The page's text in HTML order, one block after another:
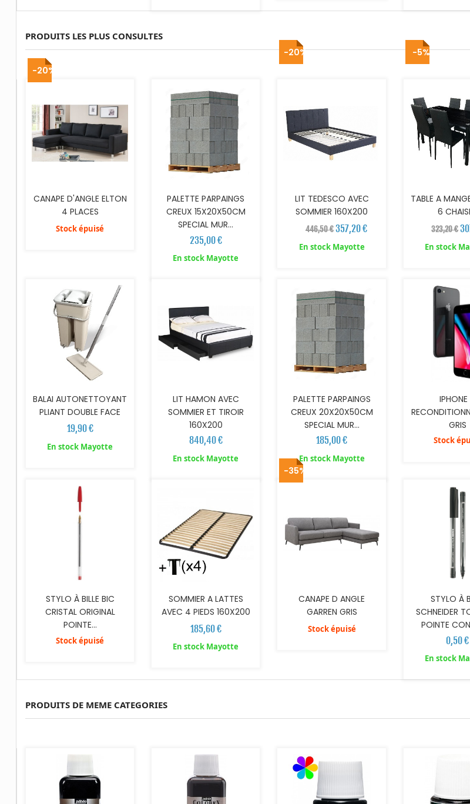
PRODUITS LES PLUS CONSULTES
-20%
CANAPE D'ANGLE ELTON
4 PLACES
Stock épuisé
PALETTE PARPAINGS
CREUX 15X20X50CM
SPECIAL MUR...
235,00 €
En stock Mayotte
-20%
LIT TEDESCO AVEC
SOMMIER 160X200
446,50 € 357,20 €
En stock Mayotte
-5%
TABLE A
6
323,20 €
En stock
BALAI AUTONETTOYANT
PLIANT DOUBLE FACE
19,90 €
En stock Mayotte
AJOUTER AU PANIER
LIT HAMON AVEC
SOMMIER ET TIROIR
160X200
840,40 €
En stock Mayotte
AJOUTER AU PANIER
PALETTE PARPAINGS
CREUX 20X20X50CM
SPECIAL MUR...
185,00 €
En stock Mayotte
GRIS
Stock
STYLO À BILLE BIC
CRISTAL ORIGINAL
POINTE...
Stock épuisé
AJOUTER AU PANIER
SOMMIER A LATTES
AVEC 4 PIEDS 160X200
185,60 €
En stock Mayotte
-35%
CANAPE D ANGLE
GARREN GRIS
Stock épuisé
STYLO À
SCHNEIDER
POINTE
0,50 €
En stock
PRODUITS DE MEME CATEGORIES